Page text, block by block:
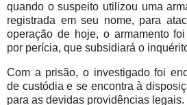
quando o suspeito utilizou uma
registrada em seu nome, para
operação de hoje, o armamento
por perícia, que subsidiará o
Com a prisão, o investigado foi
de custódia e se encontra à
para as devidas providências legais.